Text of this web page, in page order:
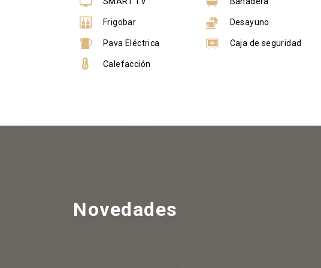
Frigobar Desayuno
Pava Eléctrica Caja de seguridad
Calefacción
Novedades